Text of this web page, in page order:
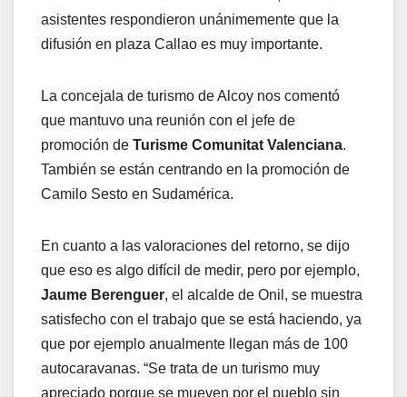
asistentes respondieron unánimemente que la
difusión en plaza Callao es muy importante.
La concejala de turismo de Alcoy nos comentó
que mantuvo una reunión con el jefe de
promoción de Turisme Comunitat Valenciana.
También se están centrando en la promoción de
Camilo Sesto en Sudamérica.
En cuanto a las valoraciones del retorno, se dijo
que eso es algo difícil de medir, pero por ejemplo,
Jaume Berenguer, el alcalde de Onil, se muestra
satisfecho con el trabajo que se está haciendo, ya
que por ejemplo anualmente llegan más de 100
autocaravanas. “Se trata de un turismo muy
apreciado porque se mueven por el pueblo sin